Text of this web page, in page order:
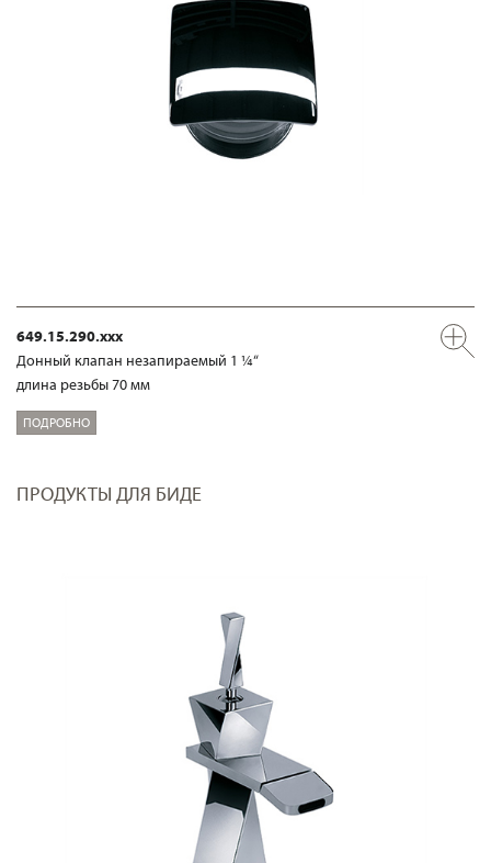
649.15.290.xxx
Донный клапан незапираемый 1 ¼“
длина резьбы 70 мм
ПОДРОБНО
ПРОДУКТЫ ДЛЯ БИДЕ